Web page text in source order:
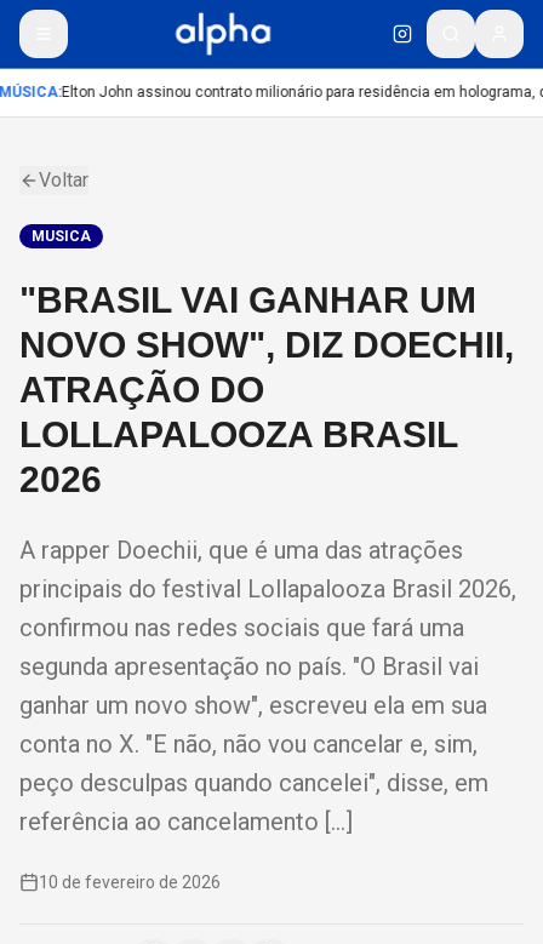
:Elton John assinou contrato milionário para residência em holograma,
Voltar
MUSICA
"BRASIL VAI GANHAR UM
NOVO SHOW", DIZ DOECHII,
ATRAÇÃO DO
LOLLAPALOOZA BRASIL
2026
A rapper Doechii, que é uma das atrações
principais do festival Lollapalooza Brasil 2026,
confirmou nas redes sociais que fará uma
segunda apresentação no país. "O Brasil vai
ganhar um novo show", escreveu ela em sua
conta no X. "E não, não vou cancelar e, sim,
peço desculpas quando cancelei", disse, em
referência ao cancelamento […]
10 de fevereiro de 2026